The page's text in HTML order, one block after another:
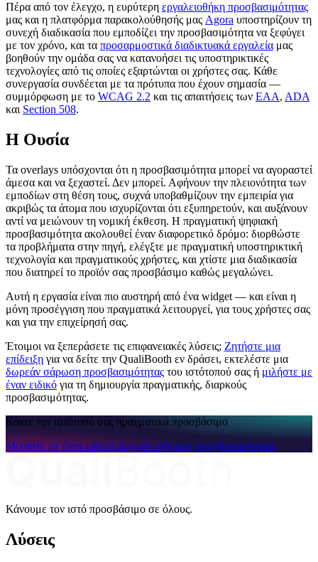
Πέρα από τον έλεγχο, η ευρύτερη εργαλειοθήκη προσβασιμότητας
μας και η πλατφόρμα παρακολούθησής μας Agora υποστηρίζουν τη
συνεχή διαδικασία που εμποδίζει την προσβασιμότητα να ξεφύγει
με τον χρόνο, και τα προσαρμοστικά διαδικτυακά εργαλεία μας
βοηθούν την ομάδα σας να κατανοήσει τις υποστηρικτικές
τεχνολογίες από τις οποίες εξαρτώνται οι χρήστες σας. Κάθε
συνεργασία συνδέεται με τα πρότυπα που έχουν σημασία —
συμμόρφωση με το WCAG 2.2 και τις απαιτήσεις των EAA, ADA
και Section 508.
Η Ουσία
Τα overlays υπόσχονται ότι η προσβασιμότητα μπορεί να αγοραστεί
άμεσα και να ξεχαστεί. Δεν μπορεί. Αφήνουν την πλειονότητα των
εμποδίων στη θέση τους, συχνά υποβαθμίζουν την εμπειρία για
ακριβώς τα άτομα που ισχυρίζονται ότι εξυπηρετούν, και αυξάνουν
αντί να μειώνουν τη νομική έκθεση. Η πραγματική ψηφιακή
προσβασιμότητα ακολουθεί έναν διαφορετικό δρόμο: διορθώστε
τα προβλήματα στην πηγή, ελέγξτε με πραγματική υποστηρικτική
τεχνολογία και πραγματικούς χρήστες, και χτίστε μια διαδικασία
που διατηρεί το προϊόν σας προσβάσιμο καθώς μεγαλώνει.
Αυτή η εργασία είναι πιο αυστηρή από ένα widget — και είναι η
μόνη προσέγγιση που πραγματικά λειτουργεί, για τους χρήστες σας
και για την επιχείρησή σας.
Έτοιμοι να ξεπεράσετε τις επιφανειακές λύσεις; Ζητήστε μια
επίδειξη για να δείτε την QualiBooth εν δράσει, εκτελέστε μια
δωρεάν σάρωση προσβασιμότητας του ιστότοπού σας ή μιλήστε με
έναν ειδικό για τη δημιουργία πραγματικής, διαρκούς
προσβασιμότητας.
Κάντε τον ιστότοπό σας πραγματικά προσβάσιμο
Μιλήστε με έναν ειδικό Δωρεάν σάρωση προσβασιμότητας
Κάνουμε τον ιστό προσβάσιμο σε όλους.
Λύσεις